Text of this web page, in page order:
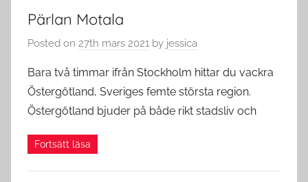
Pärlan Motala
Posted on 27th mars 2021 by jessica
Bara två timmar ifrån Stockholm hittar du vackra
Östergötland, Sveriges femte största region.
Östergötland bjuder på både rikt stadsliv och